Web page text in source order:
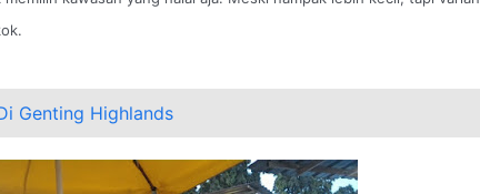
Genting Highlands